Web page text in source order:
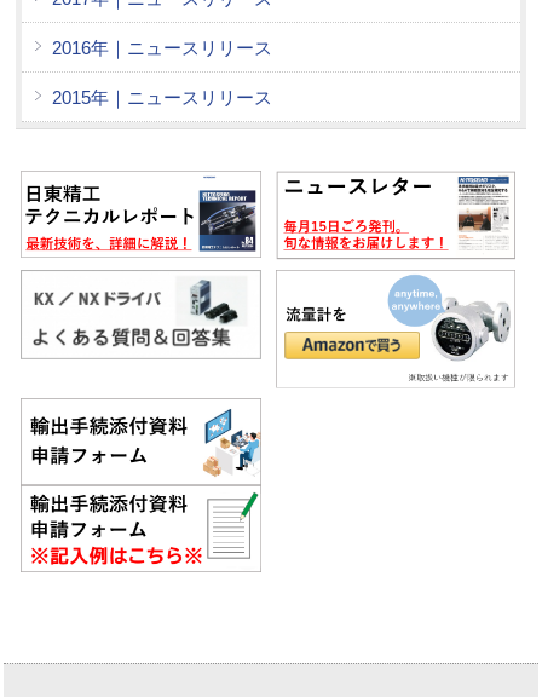
2016年｜ニュースリリース
2015年｜ニュースリリース